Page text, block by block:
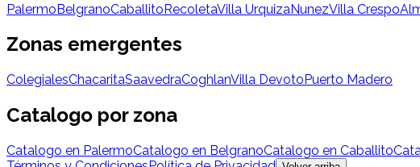
PalermoBelgranoCaballitoRecoletaVilla UrquizaNunezVilla Crespo
Zonas emergentes
ColegialesChacaritaSaavedraCoghlanVilla Devoto Puerto Madero
Catalogo por zona
Catalogo en PalermoCatalogo en BelgranoCatalogo en Caballito